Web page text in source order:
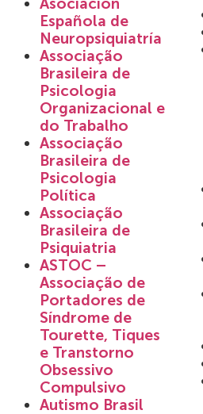
Española de
Neuropsiquiatría
Associação
Brasileira de
Psicologia
Organizacional e
do Trabalho
Associação
Brasileira de
Psicologia
Política
Associação
Brasileira de
Psiquiatria
ASTOC –
Associação de
Portadores de
Síndrome de
Tourette, Tiques
e Transtorno
Obsessivo
Compulsivo
Autismo Brasil